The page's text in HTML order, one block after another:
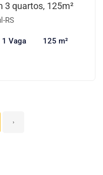
3 quartos, 125m²
RS
1 Vaga 125 m²
›